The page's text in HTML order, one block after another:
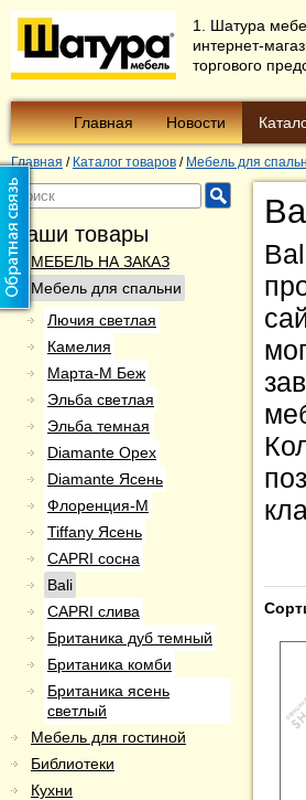
1. Шатура
интернет-
торгового
Главная Новости
Главная / Каталог товаров / Мебель для
Наши товары
МЕБЕЛЬ НА ЗАКАЗ
Мебель для спальни
Лючия светлая
Камелия
Марта-М Беж
Эльба светлая
Эльба темная
Diamantе Орех
Diamante Ясень
Флоренция-М
Tiffany Ясень
CAPRI сосна
Bali
CAPRI слива
Британика дуб темный
Британика комби
Британика ясень
светлый
Мебель для гостиной
Библиотеки
Кухни